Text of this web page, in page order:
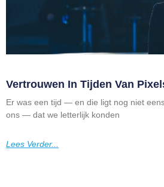
Vertrouwen In Tijden Van
Er was een tijd — en die ligt nog niet
ons — dat we letterlijk konden
Lees Verder...